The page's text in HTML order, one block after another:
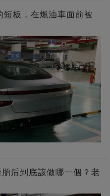
短板，在燃油車面前被
后到底該做哪一個？老